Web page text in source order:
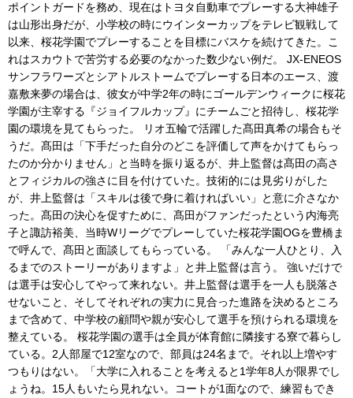
ポイントガードを務め、現在はトヨタ自動車でプレーする大神雄子
は山形出身だが、小学校の時にウインターカップをテレビ観戦して
以来、桜花学園でプレーすることを目標にバスケを続けてきた。こ
れはスカウトで苦労する必要のなかった数少ない例だ。 JX-ENEOS
サンフラワーズとシアトルストームでプレーする日本のエース、渡
嘉敷来夢の場合は、彼女が中学2年の時にゴールデンウィークに桜花
学園が主宰する『ジョイフルカップ』にチームごと招待し、桜花学
園の環境を見てもらった。 リオ五輪で活躍した髙田真希の場合もそ
うだ。髙田は「下手だった自分のどこを評価して声をかけてもらっ
たのか分かりません」と当時を振り返るが、井上監督は髙田の高さ
とフィジカルの強さに目を付けていた。技術的には見劣りがした
が、井上監督は「スキルは後で身に着ければいい」と意に介さなか
った。髙田の決心を促すために、髙田がファンだったという内海亮
子と諏訪裕美、当時Wリーグでプレーしていた桜花学園OGを豊橋ま
で呼んで、髙田と面談してもらっている。 「みんな一人ひとり、入
るまでのストーリーがありますよ」と井上監督は言う。 強いだけで
は選手は安心してやって来れない。井上監督は選手を一人も脱落さ
せないこと、そしてそれぞれの実力に見合った進路を決めるところ
まで含めて、中学校の顧問や親が安心して選手を預けられる環境を
整えている。 桜花学園の選手は全員が体育館に隣接する寮で暮らし
ている。2人部屋で12室なので、部員は24名まで。それ以上増やす
つもりはない。「大学に入れることを考えると1学年8人が限界でし
ょうね。15人もいたら見れない。コートが1面なので、練習もでき